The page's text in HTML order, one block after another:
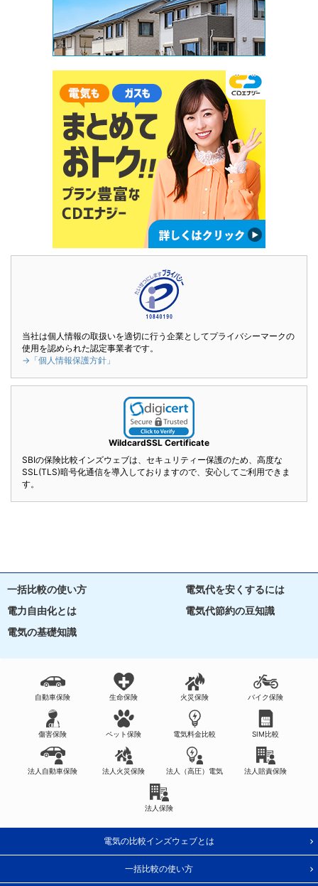
当社は個人情報の取扱いを適切に行う企業としてプライバシーマークの
使用を認められた認定事業者です。
→「個人情報保護方針」
WildcardSSL Certificate
SBIの保険比較インズウェブは、セキュリティー保護のため、高度な
SSL(TLS)暗号化通信を導入しておりますので、安心してご利用できま
す。
一括比較の使い方
電気代を安くするには
電力自由化とは
電気代節約の豆知識
電気の基礎知識
自動車保険 生命保険 火災保険 バイク保険
傷害保険 ペット保険 電気料金比較 SIM比較
法人自動車保険 法人火災保険 法人（高圧）電気 法人賠責保険
法人保険
電気の比較インズウェブとは
一括比較の使い方